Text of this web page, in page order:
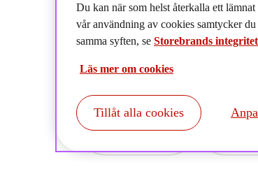
Våra
Vårt
Du kan när som helst återkalla ett
vår användning av cookies samtycker
samma syften, se Storebrands
Läs mer om cookies
Tillåt alla cookies